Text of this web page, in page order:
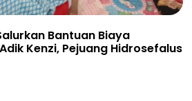
Bantuan Biaya
Kenzi, Pejuang Hidrosefalus